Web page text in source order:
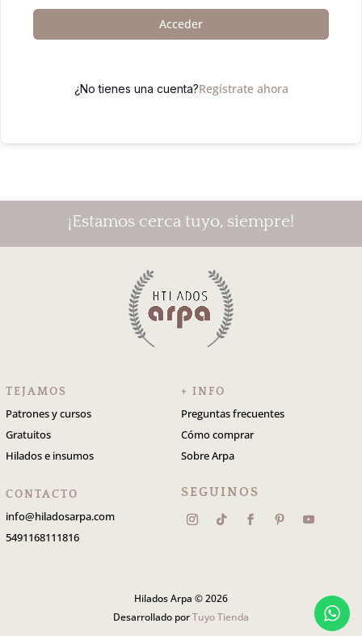
Acceder
¿No tienes una cuenta?Regístrate ahora
¡Estamos cerca tuyo, siempre!
TEJAMOS
Patrones y cursos
Gratuitos
Hilados e insumos
+ INFO
Preguntas frecuentes
Cómo comprar
Sobre Arpa
CONTACTO
info@hiladosarpa.com
5491168111816
SEGUINOS
Hilados Arpa © 2026
Desarrollado porTuyo Tienda